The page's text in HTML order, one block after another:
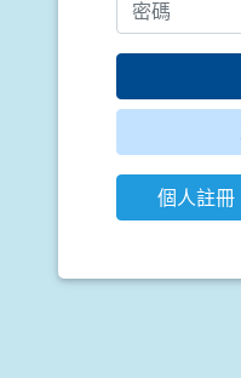
個人註冊